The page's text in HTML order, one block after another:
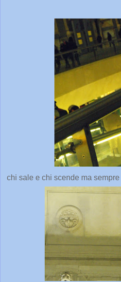
chi sale e chi scende ma